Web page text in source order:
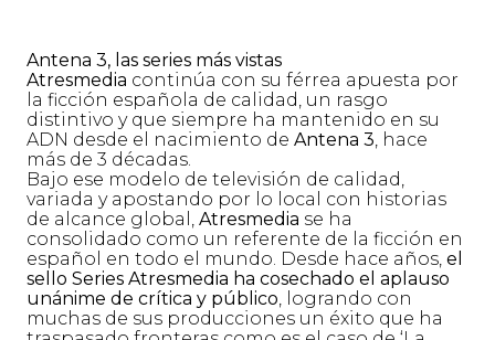
Antena 3, las series más vistas
Atresmedia continúa con su férrea apuesta por
la ficción española de calidad, un rasgo
distintivo y que siempre ha mantenido en su
ADN desde el nacimiento deAntena 3 , hace
más de 3 décadas.
Bajo ese modelo de televisión de calidad,
variada y apostando por lo local con historias
de alcance global,Atresmedia se ha
consolidado como un referente de la ficción en
español en todo el mundo. Desde hace años,el
sello Series Atresmedia ha cosechado el aplauso
unánime de crítica y público , logrando con
muchas de sus producciones un éxito que ha